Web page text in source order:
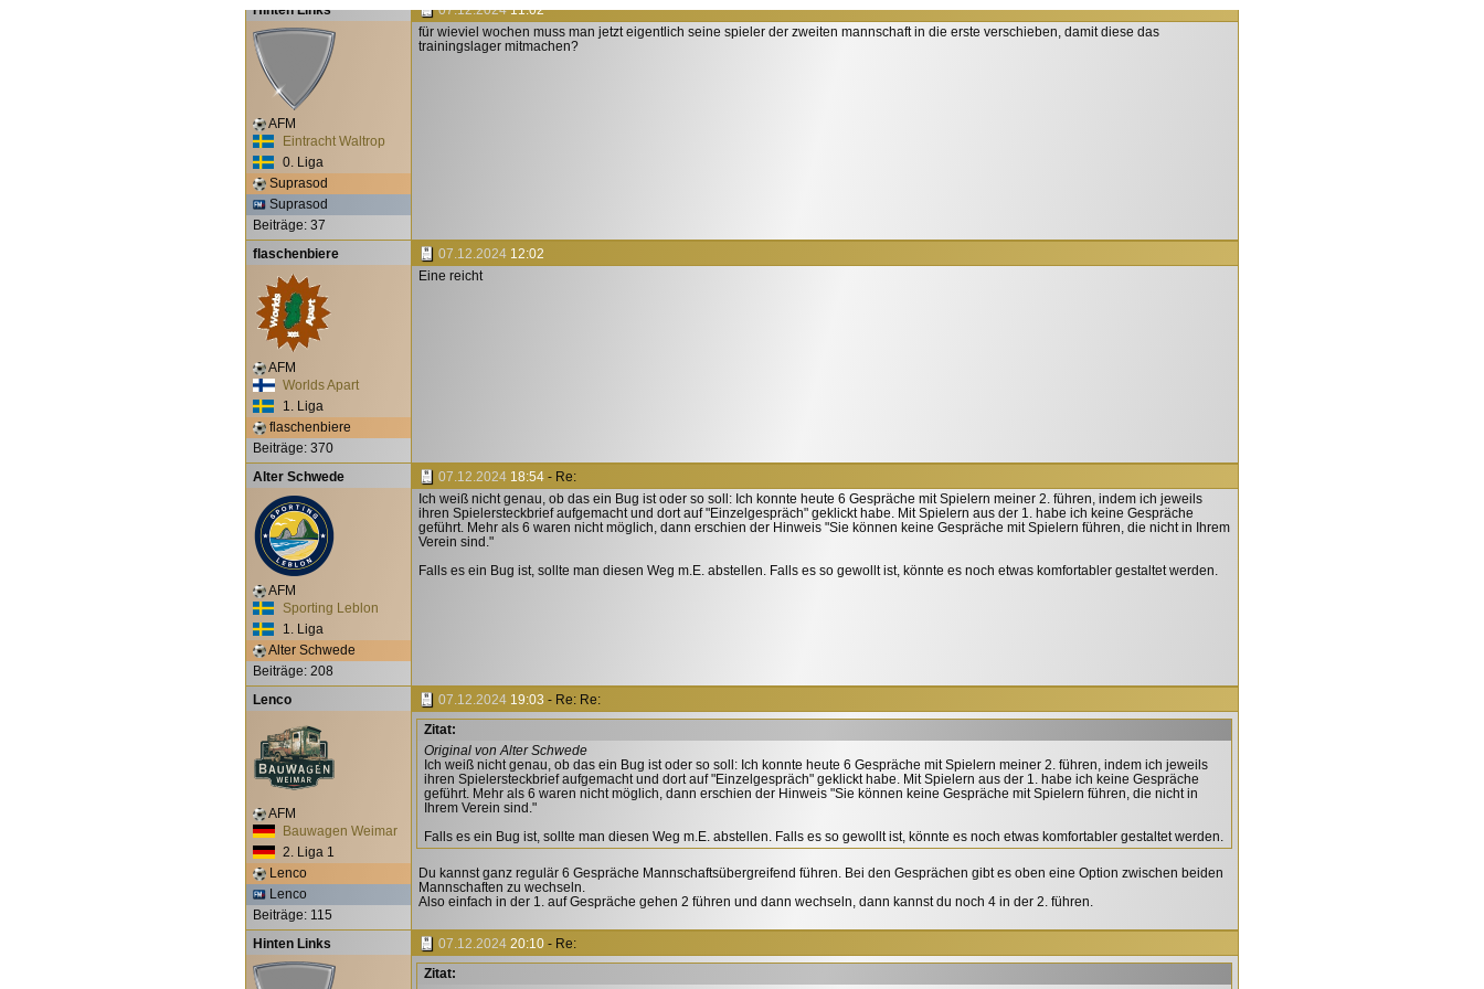
Hinten Links
AFM
Eintracht Waltrop
0. Liga
Suprasod
Suprasod
Beiträge: 37
07.12.2024 11:02
für wieviel wochen muss man jetzt eigentlich seine spieler der zweiten mannschaft in die erste verschieben, damit diese das
trainingslager mitmachen?
flaschenbiere
AFM
Worlds Apart
1. Liga
flaschenbiere
Beiträge: 370
07.12.2024 12:02
Eine reicht
Alter Schwede
AFM
Sporting Leblon
1. Liga
Alter Schwede
Beiträge: 208
07.12.2024 18:54- Re:
Ich weiß nicht genau, ob das ein Bug ist oder so soll: Ich konnte heute 6 Gespräche mit Spielern meiner 2. führen, indem ich jeweils
ihren Spielersteckbrief aufgemacht und dort auf "Einzelgespräch" geklickt habe. Mit Spielern aus der 1. habe ich keine Gespräche
geführt. Mehr als 6 waren nicht möglich, dann erschien der Hinweis "Sie können keine Gespräche mit Spielern führen, die nicht in Ihrem
Verein sind."
Falls es ein Bug ist, sollte man diesen Weg m.E. abstellen. Falls es so gewollt ist, könnte es noch etwas komfortabler gestaltet werden.
Lenco
AFM
Bauwagen Weimar
2. Liga 1
Lenco
Lenco
Beiträge: 115
07.12.2024 19:03 - Re: Re:
Zitat:
Original von Alter Schwede
Ich weiß nicht genau, ob das ein Bug ist oder so soll: Ich konnte heute 6 Gespräche mit Spielern meiner 2. führen, indem ich jeweils
ihren Spielersteckbrief aufgemacht und dort auf "Einzelgespräch" geklickt habe. Mit Spielern aus der 1. habe ich keine Gespräche
geführt. Mehr als 6 waren nicht möglich, dann erschien der Hinweis "Sie können keine Gespräche mit Spielern führen, die nicht in
Ihrem Verein sind."
Falls es ein Bug ist, sollte man diesen Weg m.E. abstellen. Falls es so gewollt ist, könnte es noch etwas komfortabler gestaltet werden.
Du kannst ganz regulär 6 Gespräche Mannschaftsübergreifend führen. Bei den Gesprächen gibt es oben eine Option zwischen beiden
Mannschaften zu wechseln.
Also einfach in der 1. auf Gespräche gehen 2 führen und dann wechseln, dann kannst du noch 4 in der 2. führen.
Hinten Links 07.12.2024 20:10- Re:
Zitat: